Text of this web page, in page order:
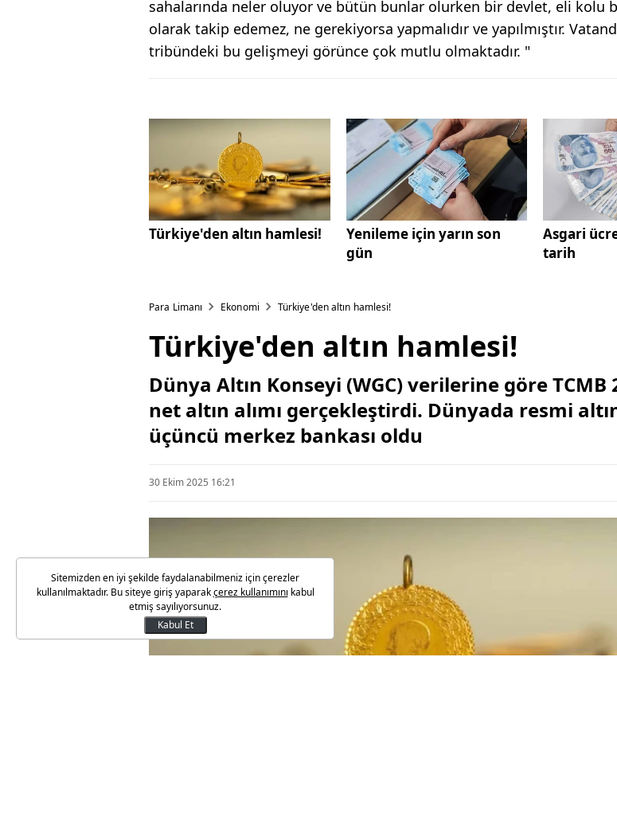
sahalarında neler oluyor ve bütün bunlar olurken bir devlet, eli kolu
olarak takip edemez, ne gerekiyorsa yapmalıdır ve yapılmıştır.
tribündeki bu gelişmeyi görünce çok mutlu olmaktadır. "
Türkiye'den altın hamlesi!
Yenileme için yarın son
gün
Asgari
tarih
Para Limanı Ekonomi Türkiye'den altın hamlesi!
Türkiye'den altın hamlesi!
Dünya Altın Konseyi (WGC) verilerine göre
net altın alımı gerçekleştirdi. Dünyada resmi
üçüncü merkez bankası oldu
30 Ekim 2025 16:21
Sitemizden en iyi şekilde faydalanabilmeniz için çerezler
kullanılmaktadır. Bu siteye giriş yaparakçerez kullanımını kabul
etmiş sayılıyorsunuz.
Kabul Et